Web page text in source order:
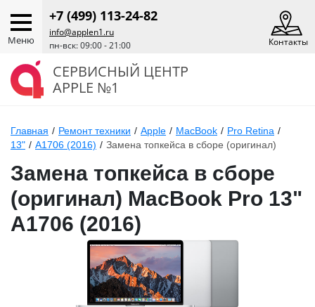
Меню
+7 (499) 113-24-82
info@applen1.ru
пн-вск: 09:00 - 21:00
Контакты
СЕРВИСНЫЙ ЦЕНТР
APPLE №1
Главная / Ремонт техники / Apple / MacBook / Pro Retina /
13" / A1706 (2016) / Замена топкейса в сборе (оригинал)
Замена топкейса в сборе
(оригинал) MacBook Pro 13"
A1706 (2016)